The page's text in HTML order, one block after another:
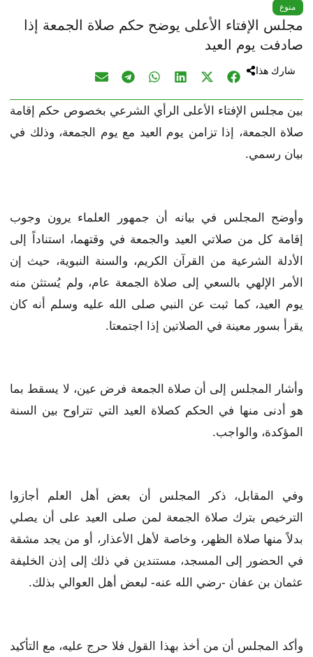
منوع
مجلس الإفتاء الأعلى يوضح حكم صلاة الجمعة إذا
صادفت يوم العيد
شارك هذا
بين مجلس الإفتاء الأعلى الرأي الشرعي بخصوص حكم إقامة
صلاة الجمعة، إذا تزامن يوم العيد مع يوم الجمعة، وذلك في
بيان رسمي.
وأوضح المجلس في بيانه أن جمهور العلماء يرون وجوب
إقامة كل من صلاتي العيد والجمعة في وقتهما، استناداً إلى
الأدلة الشرعية من القرآن الكريم، والسنة النبوية، حيث إن
الأمر الإلهي بالسعي إلى صلاة الجمعة عام، ولم يُستثن منه
يوم العيد، كما ثبت عن النبي صلى الله عليه وسلم أنه كان
يقرأ بسور معينة في الصلاتين إذا اجتمعتا.
وأشار المجلس إلى أن صلاة الجمعة فرض عين، لا يسقط بما
هو أدنى منها في الحكم كصلاة العيد التي تتراوح بين السنة
المؤكدة، والواجب.
وفي المقابل، ذكر المجلس أن بعض أهل العلم أجازوا
الترخيص بترك صلاة الجمعة لمن صلى العيد على أن يصلي
بدلاً منها صلاة الظهر، وخاصة لأهل الأعذار، أو من يجد مشقة
في الحضور إلى المسجد، مستندين في ذلك إلى إذن الخليفة
عثمان بن عفان -رضي الله عنه- لبعض أهل العوالي بذلك.
وأكد المجلس أن من أخذ بهذا القول فلا حرج عليه، مع التأكيد